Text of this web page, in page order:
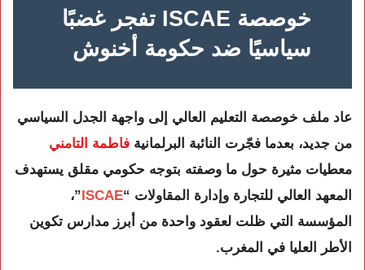
خوصصة ISCAE تفجر غضبًا
سياسيًا ضد حكومة أخنوش
عاد ملف خوصصة التعليم العالي إلى واجهة الجدل السياسي
من جديد، بعدما فجّرت النائبة البرلمانية فاطمة التامني
معطيات مثيرة حول ما وصفته بتوجه حكومي مقلق يستهدف
المعهد العالي للتجارة وإدارة المقاولات “ISCAE”،
المؤسسة التي ظلت لعقود واحدة من أبرز مدارس تكوين
الأطر العليا في المغرب.